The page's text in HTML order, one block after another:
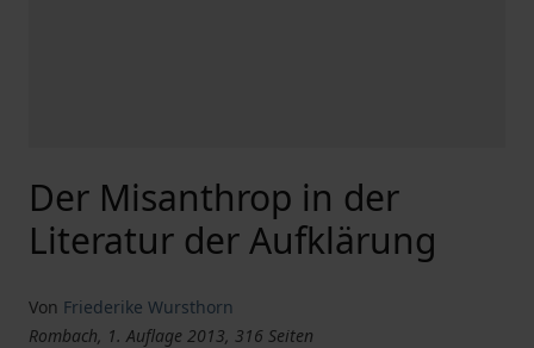
Der Misanthrop in der
Literatur der Aufklärung
Von Friederike Wursthorn
Rombach, 1. Auflage 2013, 316 Seiten